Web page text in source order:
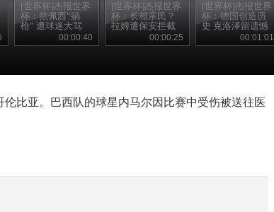
[世界杯]杰报世界
杯：范佩西“躺
枪” 遭球迷大骂
00:00:40
[世界杯]杰报世界
杯：长相亲民？
拉姆遭保安拦截
00:00:25
[世界杯]杰报世界
杯：德国创造历
史 克洛泽留遗憾
00:01:01
比亚。巴西队的球星内马尔因比赛中受伤被送往医